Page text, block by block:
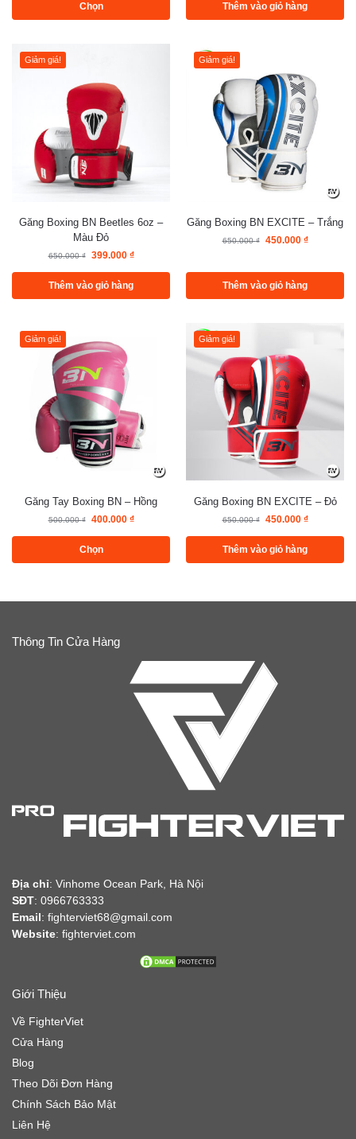
Chọn Thêm vào giỏ hàng
Giảm giá!
Găng Boxing BN Beetles 6oz –
Màu Đỏ
650.000₫ 399.000 ₫
Thêm vào giỏ hàng
Giảm giá!
Găng Boxing BN EXCITE – Trắng
650.000₫ 450.000 ₫
Thêm vào giỏ hàng
Giảm giá!
Găng Tay Boxing BN – Hồng
500.000₫ 400.000 ₫
Chọn
Giảm giá!
Găng Boxing BN EXCITE – Đỏ
650.000₫ 450.000 ₫
Thêm vào giỏ hàng
Thông Tin Cửa Hàng
Địa chỉ: Vinhome Ocean Park, Hà Nội
SĐT: 0966763333
Email: fighterviet68@gmail.com
Website: fighterviet.com
Giới Thiệu
Về FighterViet
Cửa Hàng
Blog
Theo Dõi Đơn Hàng
Chính Sách Bảo Mật
Liên Hệ